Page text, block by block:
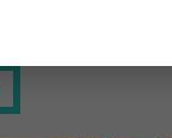
una de
Estamos...